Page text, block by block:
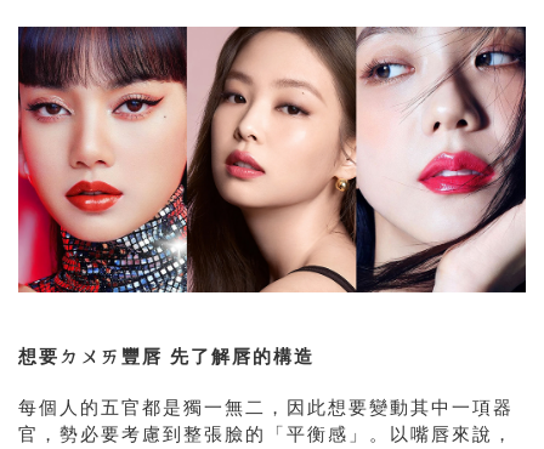
想要ㄉㄨㄞ豐唇 先了解唇的構造
每個人的五官都是獨一無二，因此想要變動其中一項器
官，勢必要考慮到整張臉的「平衡感」。以嘴唇來說，